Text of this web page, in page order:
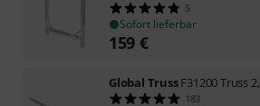
5
Sofort lieferbar
159 €
Global TrussF31200 Truss
183